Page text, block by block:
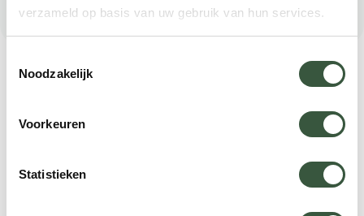
verzameld op basis van uw gebruik van hun services.
Noodzakelijk
Voorkeuren
Statistieken
Voornaam(Vereist)